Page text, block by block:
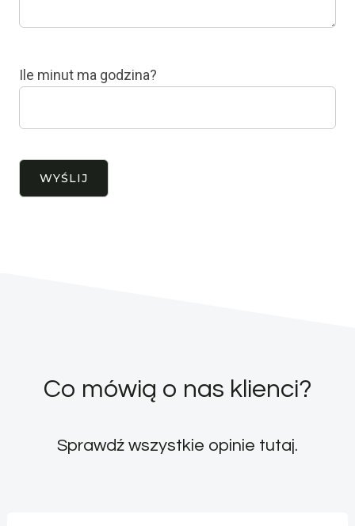
Ile minut ma godzina?
Co mówią o nas klienci?
Sprawdź wszystkie opinie tutaj.